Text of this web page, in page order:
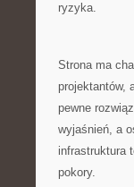
ryzyka.
Strona ma
projektantów,
pewne
wyjaśnień, a
infrastruktura
pokory.